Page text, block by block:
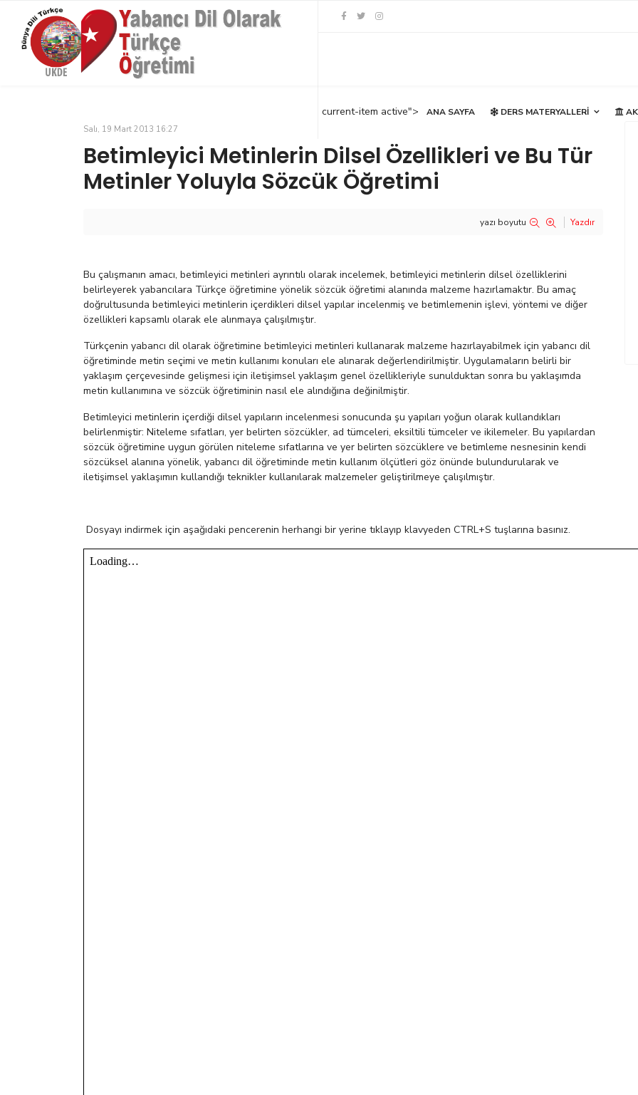
current-item active"> ANA SAYFA DERS MATERYALLERI
Salı, 19 Mart 2013 16:27
Betimleyici Metinlerin Dilsel Özellikleri ve Bu Tür
Metinler Yoluyla Sözcük Öğretimi
yazı boyutu Yazdır
Bu çalışmanın amacı, betimleyici metinleri ayrıntılı olarak incelemek, betimleyici metinlerin dilsel özelliklerini
belirleyerek yabancılara Türkçe öğretimine yönelik sözcük öğretimi alanında malzeme hazırlamaktır. Bu amaç
doğrultusunda betimleyici metinlerin içerdikleri dilsel yapılar incelenmiş ve betimlemenin işlevi, yöntemi ve diğer
özellikleri kapsamlı olarak ele alınmaya çalışılmıştır.
Türkçenin yabancı dil olarak öğretimine betimleyici metinleri kullanarak malzeme hazırlayabilmek için yabancı dil
öğretiminde metin seçimi ve metin kullanımı konuları ele alınarak değerlendirilmiştir. Uygulamaların belirli bir
yaklaşım çerçevesinde gelişmesi için iletişimsel yaklaşım genel özellikleriyle sunulduktan sonra bu yaklaşımda
metin kullanımına ve sözcük öğretiminin nasıl ele alındığına değinilmiştir.
Betimleyici metinlerin içerdiği dilsel yapıların incelenmesi sonucunda şu yapıları yoğun olarak kullandıkları
belirlenmiştir: Niteleme sıfatları, yer belirten sözcükler, ad tümceleri, eksiltili tümceler ve ikilemeler. Bu yapılardan
sözcük öğretimine uygun görülen niteleme sıfatlarına ve yer belirten sözcüklere ve betimleme nesnesinin kendi
sözcüksel alanına yönelik, yabancı dil öğretiminde metin kullanım ölçütleri göz önünde bulundurularak ve
iletişimsel yaklaşımın kullandığı teknikler kullanılarak malzemeler geliştirilmeye çalışılmıştır.
Dosyayı indirmek için aşağıdaki pencerenin herhangi bir yerine tıklayıp klavyeden CTRL+S tuşlarına basınız.